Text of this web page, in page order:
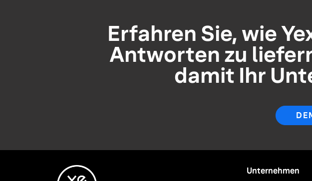
Erfahren Sie, wie
Antworten zu
damit Ihr
Unternehmen